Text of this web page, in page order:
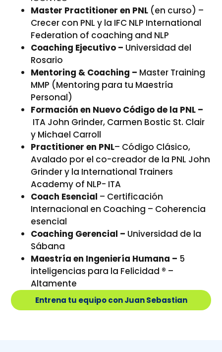
Master Practitioner en PNL (en curso) –
Crecer con PNL y la IFC NLP International
Federation of coaching and NLP
Coaching Ejecutivo – Universidad del
Rosario
Mentoring & Coaching – Master Training
MMP (Mentoring para tu Maestría
Personal)
Formación en Nuevo Código de la PNL –
ITA John Grinder, Carmen Bostic St. Clair
y Michael Carroll
Practitioner en PNL– Código Clásico,
Avalado por el co-creador de la PNL John
Grinder y la International Trainers
Academy of NLP- ITA
Coach Esencial – Certificación
Internacional en Coaching – Coherencia
esencial
Coaching Gerencial – Universidad de la
Sábana
Maestría en Ingeniería Humana – 5
inteligencias para la Felicidad ® –
Altamente
Entrena tu equipo con Juan Sebastian